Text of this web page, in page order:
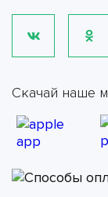
Скачай наше